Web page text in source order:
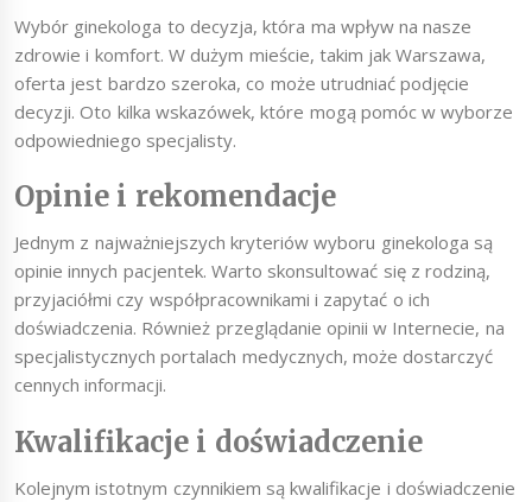
Wybór ginekologa to decyzja, która ma wpływ na nasze
zdrowie i komfort. W dużym mieście, takim jak Warszawa,
oferta jest bardzo szeroka, co może utrudniać podjęcie
decyzji. Oto kilka wskazówek, które mogą pomóc w wyborze
odpowiedniego specjalisty.
Opinie i rekomendacje
Jednym z najważniejszych kryteriów wyboru ginekologa są
opinie innych pacjentek. Warto skonsultować się z rodziną,
przyjaciółmi czy współpracownikami i zapytać o ich
doświadczenia. Również przeglądanie opinii w Internecie, na
specjalistycznych portalach medycznych, może dostarczyć
cennych informacji.
Kwalifikacje i doświadczenie
Kolejnym istotnym czynnikiem są kwalifikacje i doświadczenie